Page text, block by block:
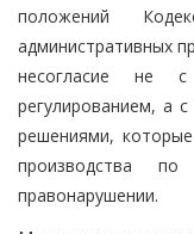
положений
административных
несогласие не
регулированием, а
решениями,
производства
правонарушении.